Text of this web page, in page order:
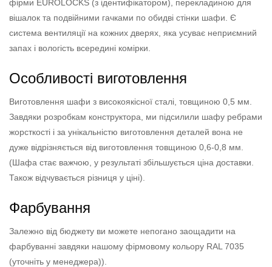
фірми EUROLOCKS (з ідентифікатором), перекладиною для
вішалок та подвійними гачками по обидві стінки шафи. Є
система вентиляції на кожних дверях, яка усуває неприємний
запах і вологість всередині комірки.
Особливості виготовлення
Виготовлення шафи з високоякісної сталі, товщиною 0,5 мм.
Завдяки розробкам конструктора, ми підсилили шафу ребрами
жорсткості і за унікальністю виготовлення деталей вона не
дуже відрізняється від виготовлення товщиною 0,6-0,8 мм.
(Шафа стає важчою, у результаті збільшується ціна доставки.
Також відчувається різниця у ціні).
Фарбування
Залежно від бюджету ви можете непогано заощадити на
фарбуванні завдяки нашому фірмовому кольору RAL 7035
(уточніть у менеджера)).